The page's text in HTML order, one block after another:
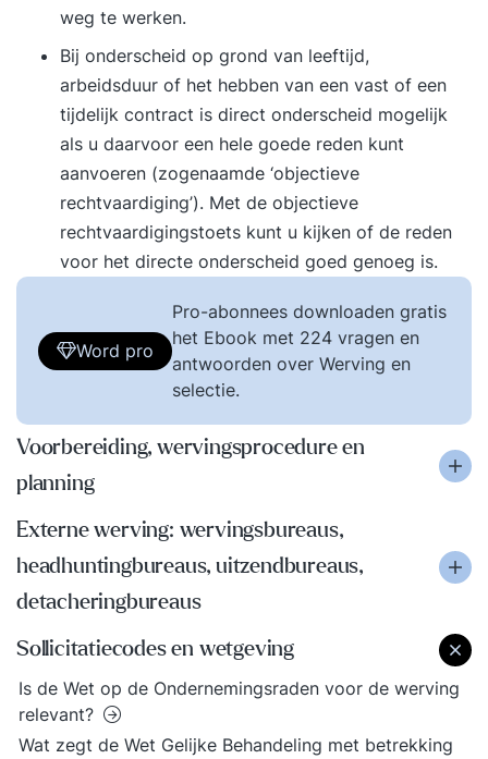
weg te werken.
Bij onderscheid op grond van leeftijd,
arbeidsduur of het hebben van een vast of een
tijdelijk contract is direct onderscheid mogelijk
als u daarvoor een hele goede reden kunt
aanvoeren (zogenaamde ‘objectieve
rechtvaardiging’). Met de objectieve
rechtvaardigingstoets kunt u kijken of de reden
voor het directe onderscheid goed genoeg is.
Word pro
Pro-abonnees downloaden gratis
het Ebook met 224 vragen en
antwoorden over Werving en
selectie.
Voorbereiding, wervingsprocedure en
planning
Externe werving: wervingsbureaus,
headhuntingbureaus, uitzendbureaus,
detacheringbureaus
Sollicitatiecodes en wetgeving
Is de Wet op de Ondernemingsraden voor de werving
relevant?
Wat zegt de Wet Gelijke Behandeling met betrekking